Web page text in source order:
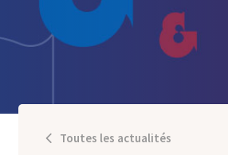
Toutes les actualités